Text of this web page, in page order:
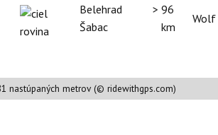
Belehrad >
Šabac
96
km
Wolf
nastúpaných metrov (© ridewithgps.com)